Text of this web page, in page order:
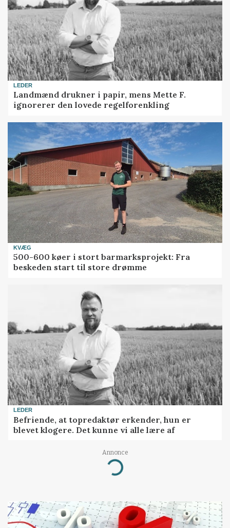
LEDER
Landmænd drukner i papir, mens Mette F.
ignorerer den lovede regelforenkling
KVÆG
500-600 køer i stort barmarksprojekt: Fra
beskeden start til store drømme
LEDER
Befriende, at topredaktør erkender, hun er
blevet klogere. Det kunne vi alle lære af
Annonce
Loading...